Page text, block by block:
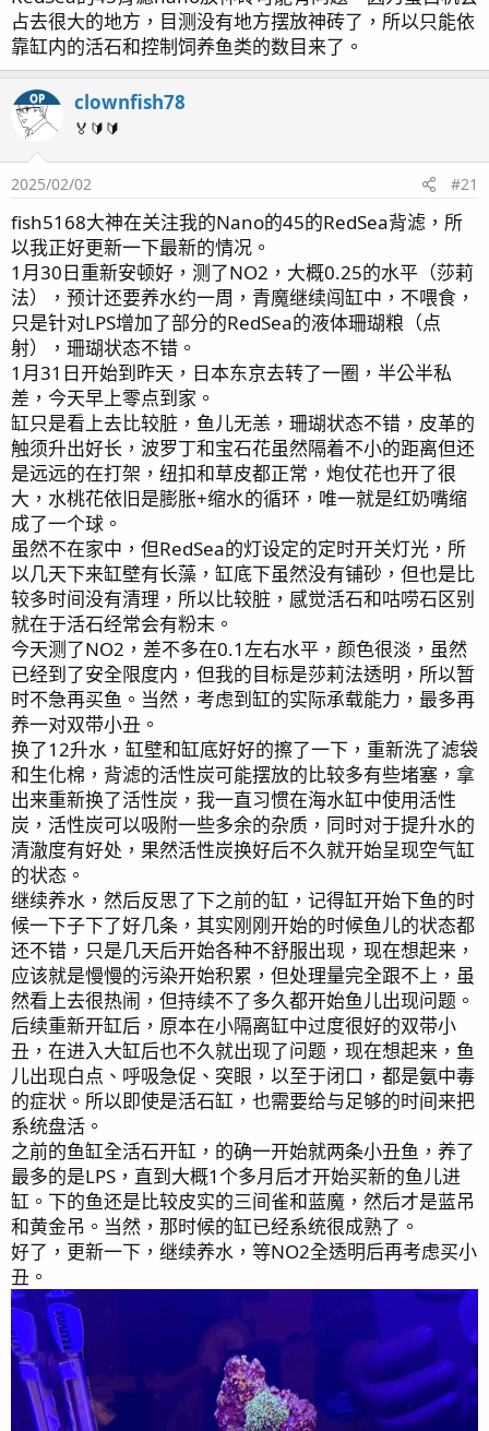
占去很大的地方，目测没有地方摆放神砖了，所以只能依
靠缸内的活石和控制饲养鱼类的数目来了。
OP clownfish78
🏅🔰🔰
2025/02/02 #21
fish5168大神在关注我的Nano的45的RedSea背滤，所
以我正好更新一下最新的情况。
1月30日重新安顿好，测了NO2，大概0.25的水平（莎莉
法），预计还要养水约一周，青魔继续闯缸中，不喂食，
只是针对LPS增加了部分的RedSea的液体珊瑚粮（点
射），珊瑚状态不错。
1月31日开始到昨天，日本东京去转了一圈，半公半私
差，今天早上零点到家。
缸只是看上去比较脏，鱼儿无恙，珊瑚状态不错，皮革的
触须升出好长，波罗丁和宝石花虽然隔着不小的距离但还
是远远的在打架，纽扣和草皮都正常，炮仗花也开了很
大，水桃花依旧是膨胀+缩水的循环，唯一就是红奶嘴缩
成了一个球。
虽然不在家中，但RedSea的灯设定的定时开关灯光，所
以几天下来缸壁有长藻，缸底下虽然没有铺砂，但也是比
较多时间没有清理，所以比较脏，感觉活石和咕唠石区别
就在于活石经常会有粉末。
今天测了NO2，差不多在0.1左右水平，颜色很淡，虽然
已经到了安全限度内，但我的目标是莎莉法透明，所以暂
时不急再买鱼。当然，考虑到缸的实际承载能力，最多再
养一对双带小丑。
换了12升水，缸壁和缸底好好的擦了一下，重新洗了滤袋
和生化棉，背滤的活性炭可能摆放的比较多有些堵塞，拿
出来重新换了活性炭，我一直习惯在海水缸中使用活性
炭，活性炭可以吸附一些多余的杂质，同时对于提升水的
清澈度有好处，果然活性炭换好后不久就开始呈现空气缸
的状态。
继续养水，然后反思了下之前的缸，记得缸开始下鱼的时
候一下子下了好几条，其实刚刚开始的时候鱼儿的状态都
还不错，只是几天后开始各种不舒服出现，现在想起来，
应该就是慢慢的污染开始积累，但处理量完全跟不上，虽
然看上去很热闹，但持续不了多久都开始鱼儿出现问题。
后续重新开缸后，原本在小隔离缸中过度很好的双带小
丑，在进入大缸后也不久就出现了问题，现在想起来，鱼
儿出现白点、呼吸急促、突眼，以至于闭口，都是氨中毒
的症状。所以即使是活石缸，也需要给与足够的时间来把
系统盘活。
之前的鱼缸全活石开缸，的确一开始就两条小丑鱼，养了
最多的是LPS，直到大概1个多月后才开始买新的鱼儿进
缸。下的鱼还是比较皮实的三间雀和蓝魔，然后才是蓝吊
和黄金吊。当然，那时候的缸已经系统很成熟了。
好了，更新一下，继续养水，等NO2全透明后再考虑买小
丑。